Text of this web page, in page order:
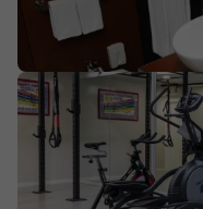
Agências
Contactos
Apoio ao cliente em